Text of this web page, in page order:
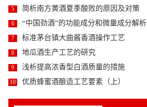
5 简析南方黄酒夏季酸败的原因及对策
6 “中国劲酒”的功能成分和微量成分解析
7 标准茅台镇大曲酱香酒操作工艺
8 地瓜酒生产工艺的研究
9 浅析提高浓香型白酒质量的措施
10 优质蜂蜜酒酿造工艺要素（上）